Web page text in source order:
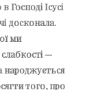
Ісусі
досконала.
ми
—
народжується
того, про